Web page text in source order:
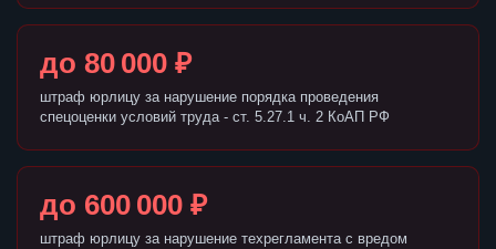
до 80 000 ₽
штраф юрлицу за нарушение порядка проведения
спецоценки условий труда - ст. 5.27.1 ч. 2 КоАП РФ
до 600 000 ₽
штраф юрлицу за нарушение техрегламента с вредом